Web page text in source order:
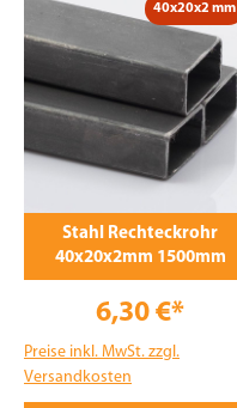
40x20x2 mm
Stahl Rechteckrohr
40x20x2mm 1500mm
6,30 €*
Preise inkl. MwSt. zzgl.
Versandkosten